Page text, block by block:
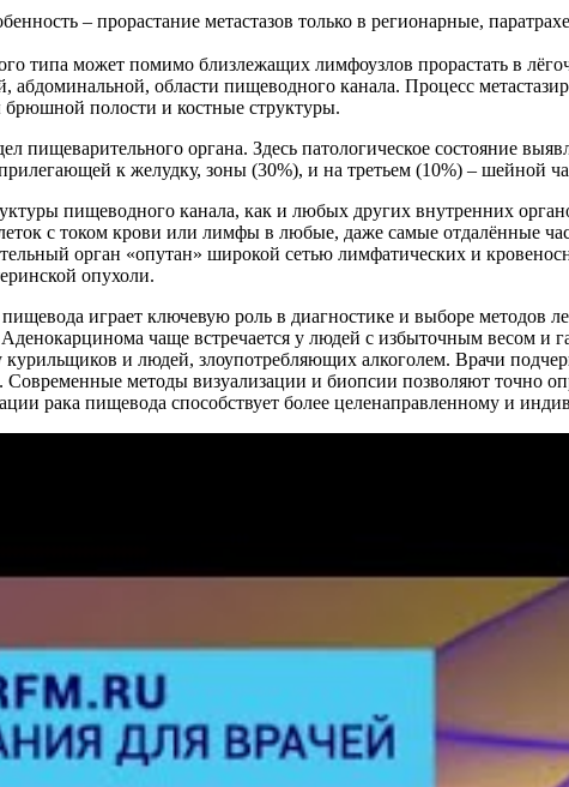
– прорастание метастазов только в регионарные,
типа может помимо близлежащих лимфоузлов прорастать в
абдоминальной, области пищеводного канала. Процесс
полости и костные структуры.
пищеварительного органа. Здесь патологическое состояние
к желудку, зоны (30%), и на третьем (10%) – шейной
пищеводного канала, как и любых других внутренних
с током крови или лимфы в любые, даже самые отдалённые
орган «опутан» широкой сетью лимфатических и
опухоли.
играет ключевую роль в диагностике и выборе методов
чаще встречается у людей с избыточным весом и
и людей, злоупотребляющих алкоголем. Врачи
методы визуализации и биопсии позволяют точно
рака пищевода способствует более целенаправленному и